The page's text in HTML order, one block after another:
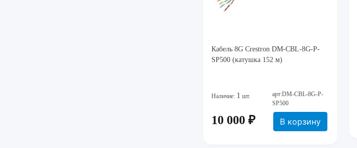
Кабель 8G Crestron DM-CBL-8G-P-
SP500 (катушка 152 м)
Наличие: 1 шт.
арт:DM-CBL-8G-P-
SP500
10 000 ₽ В корзину